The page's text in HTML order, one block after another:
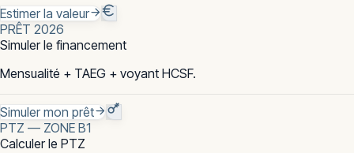
Estimer la valeur
PRÊT 2026
Simuler le financement
Mensualité + TAEG + voyant HCSF.
Simuler mon prêt
PTZ — ZONE B1
Calculer le PTZ